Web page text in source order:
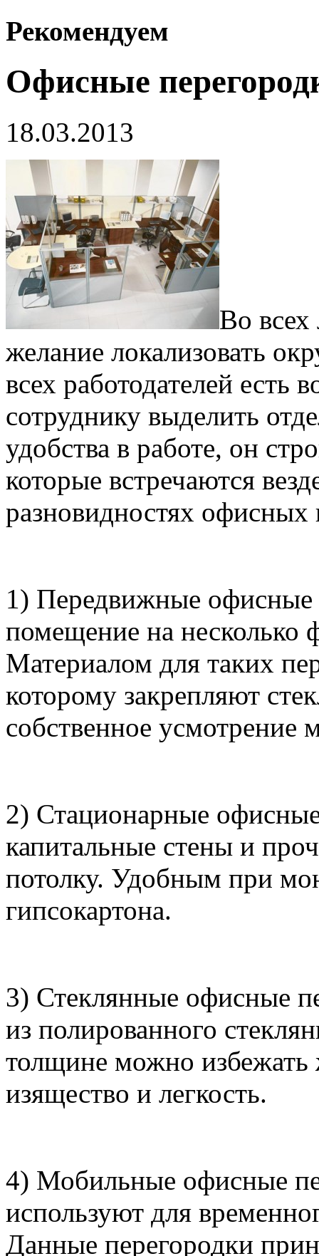
Рекомендуем
Офисные
18.03.2013
Во всех
желание локализовать
всех работодателей есть
сотруднику выделить
удобства в работе, он
которые встречаются
разновидностях офисных
1) Передвижные офисные
помещение на несколько
Материалом для таких
которому закрепляют
собственное усмотрение
2) Стационарные
капитальные стены и
потолку. Удобным при
гипсокартона.
3) Стеклянные офисные
из полированного
толщине можно избежать
изящество и легкость.
4) Мобильные офисные
используют для
Данные перегородки